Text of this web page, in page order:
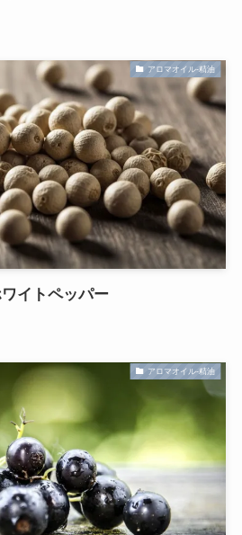
アロマオイル-精油
イトペッパー
アロマオイル-精油